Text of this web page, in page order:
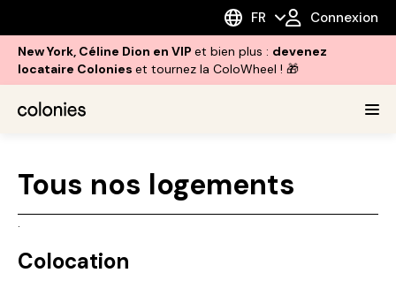
FR Connexion
New York, Céline Dion en VIP et bien plus : devenez
locataire Colonies et tournez la ColoWheel ! 🎁
Tous nos logements
.
Colocation